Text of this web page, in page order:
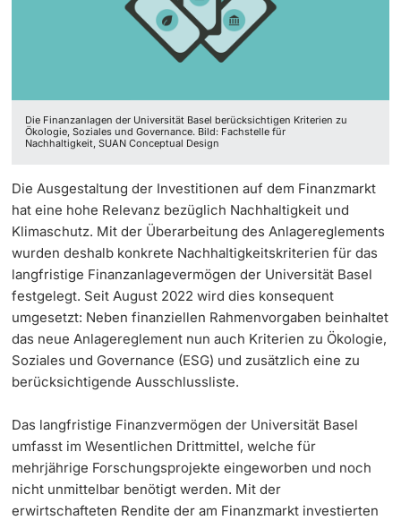
Doktorierende
Fördernde & Alumni
weitere Informationen
Dozierende
Geschichte
Unsere Werte
Netzwerke & Partnerschaften
Jobs & Karriere
Immobilien & Bauprojekte
Rechtserlasse
Fundraising
Merchandise
KI-Initiative
Notfall & Beratung
Die Finanzanlagen der Universität Basel berücksichtigen Kriterien zu
Ökologie, Soziales und Governance. Bild: Fachstelle für
Nachhaltigkeit, SUAN Conceptual Design
Die Ausgestaltung der Investitionen auf dem Finanzmarkt
hat eine hohe Relevanz bezüglich Nachhaltigkeit und
Klimaschutz. Mit der Überarbeitung des Anlagereglements
wurden deshalb konkrete Nachhaltigkeitskriterien für das
langfristige Finanzanlagevermögen der Universität Basel
festgelegt. Seit August 2022 wird dies konsequent
umgesetzt: Neben finanziellen Rahmenvorgaben beinhaltet
das neue Anlagereglement nun auch Kriterien zu Ökologie,
Soziales und Governance (ESG) und zusätzlich eine zu
berücksichtigende Ausschlussliste.
Das langfristige Finanzvermögen der Universität Basel
umfasst im Wesentlichen Drittmittel, welche für
mehrjährige Forschungsprojekte eingeworben und noch
nicht unmittelbar benötigt werden. Mit der
erwirtschafteten Rendite der am Finanzmarkt investierten